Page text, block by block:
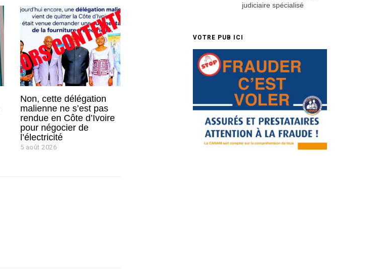
Non, cette délégation
malienne ne s’est pas
rendue en Côte d’Ivoire
pour négocier de
l’électricité
5 août 2026
judiciaire spécialisé
VOTRE PUB ICI